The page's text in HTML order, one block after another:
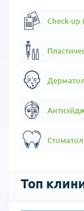
Check-up
Топ